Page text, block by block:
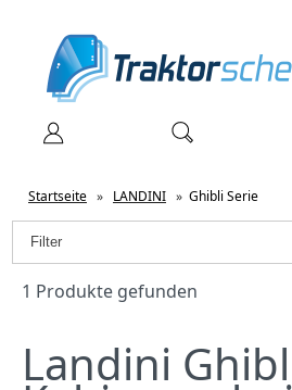
Startseite » LANDINI » Ghibli Serie
Filter
1 Produkte gefunden
Landini